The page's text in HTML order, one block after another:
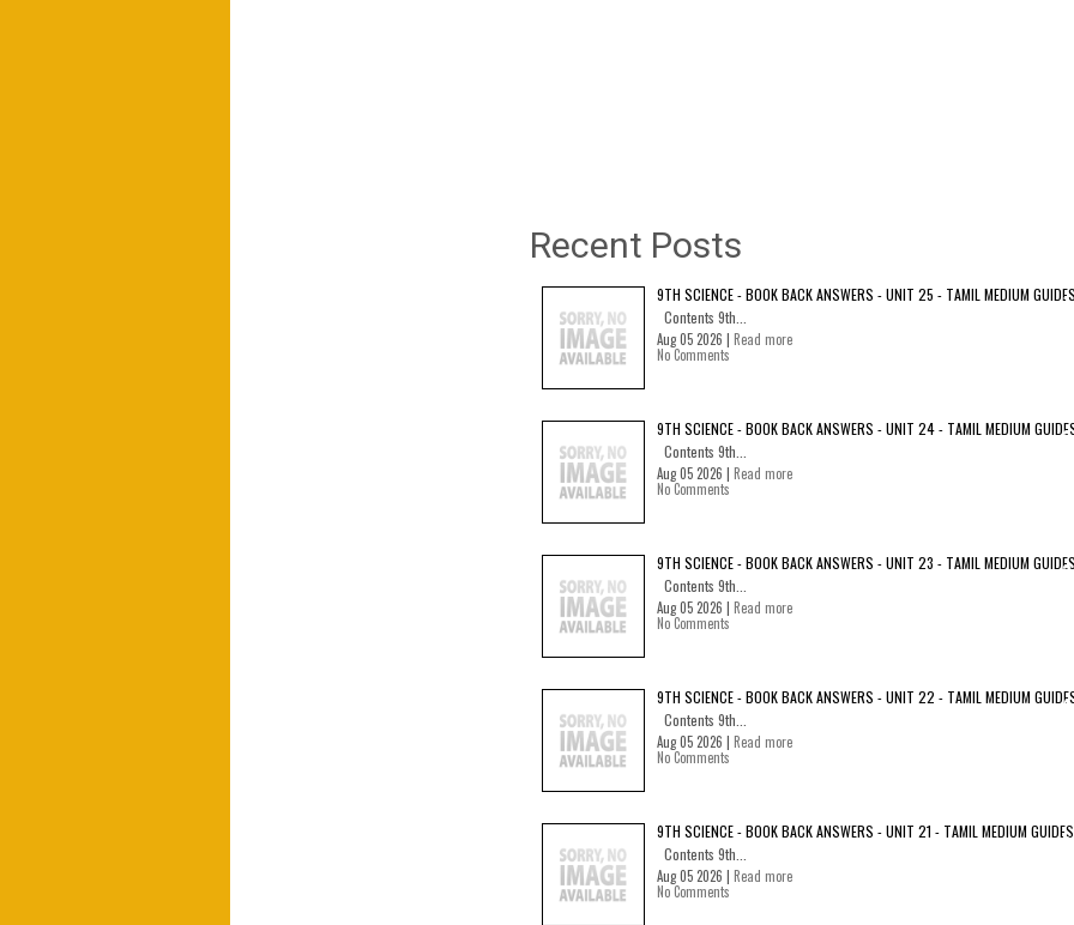
Recent Posts
9TH SCIENCE - BOOK BACK ANSWERS - UNIT 25 - TAMIL MEDIUM
Contents 9th...
Aug 05 2026 | Read more
No Comments
9TH SCIENCE - BOOK BACK ANSWERS - UNIT 24 - TAMIL MEDIUM
Contents 9th...
Aug 05 2026 | Read more
No Comments
9TH SCIENCE - BOOK BACK ANSWERS - UNIT 23 - TAMIL MEDIUM
Contents 9th...
Aug 05 2026 | Read more
No Comments
9TH SCIENCE - BOOK BACK ANSWERS - UNIT 22 - TAMIL MEDIUM
Contents 9th...
Aug 05 2026 | Read more
No Comments
9TH SCIENCE - BOOK BACK ANSWERS - UNIT 21 - TAMIL MEDIUM GUIDES
Contents 9th...
Aug 05 2026 | Read more
No Comments